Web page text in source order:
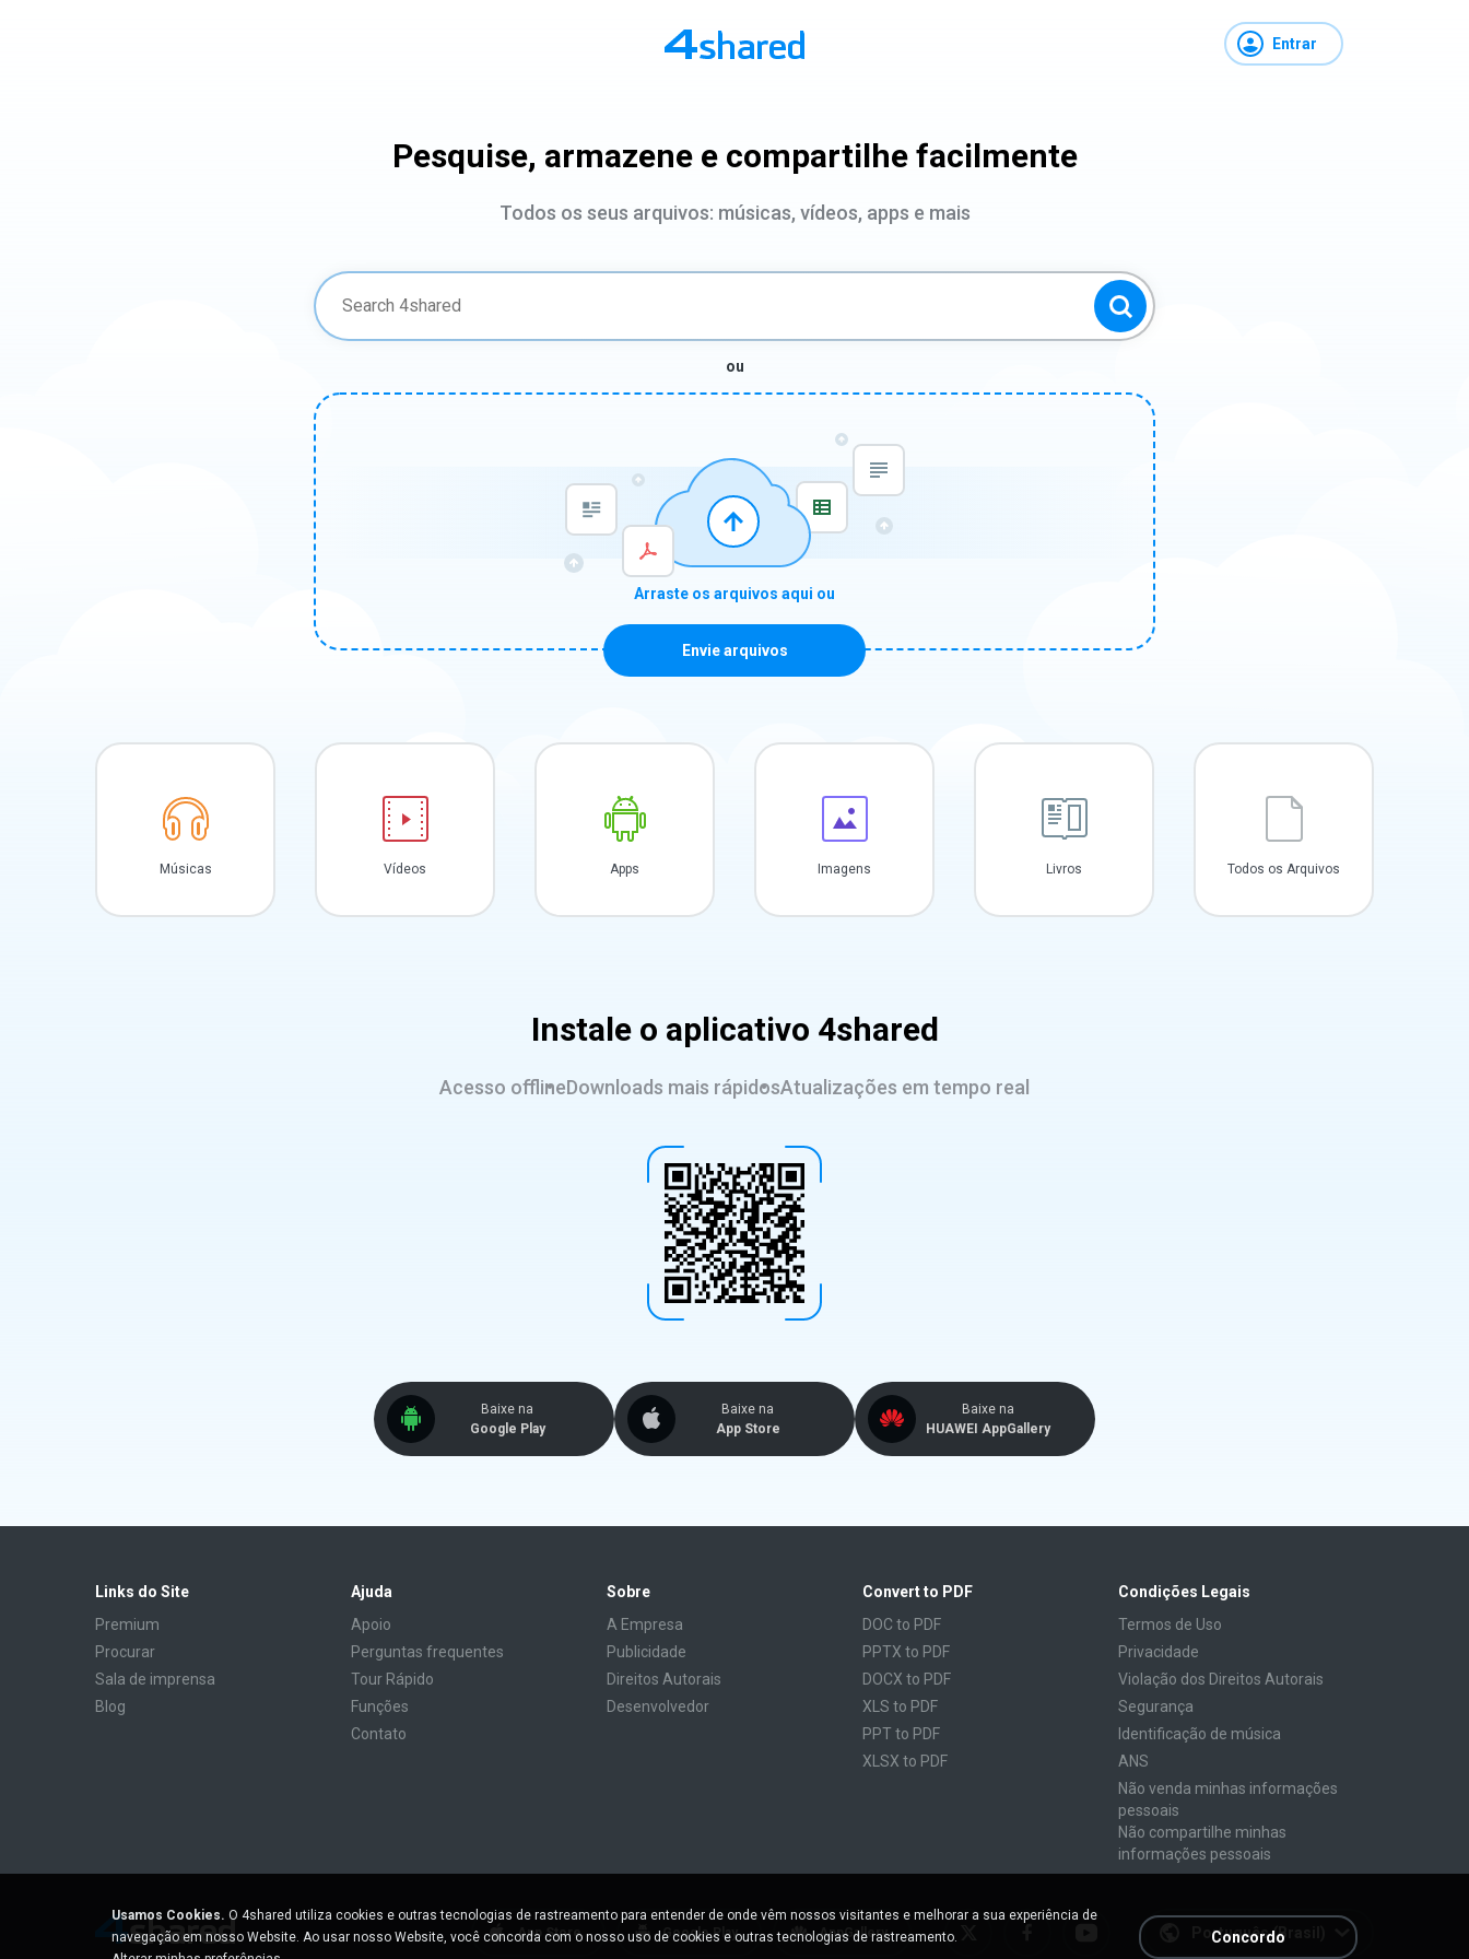
Entrar
Pesquise, armazene e compartilhe facilmente
Todos os seus arquivos: músicas, vídeos, apps e mais
ou
Arraste os arquivos aqui ou
Envie arquivos
Músicas Vídeos Apps Imagens Livros Todos os Arquivos
Instale o aplicativo 4shared
Acesso offlineDownloads mais rápidosAtualizações em tempo real
Baixe na
Google Play
Baixe na
App Store
Baixe na
HUAWEI AppGallery
Links do Site
Premium
Procurar
Sala de imprensa
Blog
Ajuda
Apoio
Perguntas frequentes
Tour Rápido
Funções
Contato
Sobre
A Empresa
Publicidade
Direitos Autorais
Desenvolvedor
Convert to PDF
DOC to PDF
PPTX to PDF
DOCX to PDF
XLS to PDF
PPT to PDF
XLSX to PDF
RTF to PDF
FB2 to PDF
Condições Legais
Termos de Uso
Privacidade
Violação dos Direitos Autorais
Segurança
Identificação de música
ANS
Não venda minhas informações
pessoais
Não compartilhe minhas
informações pessoais
Português (Brasil)
AppGallery
Google Play
App Store
Usamos Cookies. O 4shared utiliza cookies e outras tecnologias de rastreamento para entender de onde vêm nossos visitantes e melhorar a sua experiência de
navegação em nosso Website. Ao usar nosso Website, você concorda com o nosso uso de cookies e outras tecnologias de rastreamento.
Concordo